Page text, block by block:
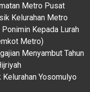
Metro Pusat
Kelurahan Metro
Kepada Lurah
Metro)
Menyambut Tahun
Yosomulyo